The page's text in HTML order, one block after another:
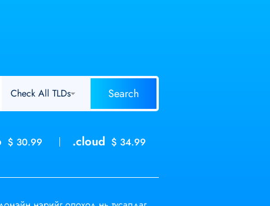
$ 30.99 .cloud $ 34.99